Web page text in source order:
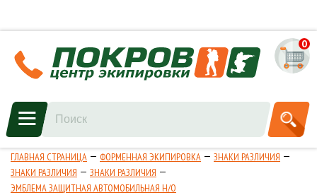
0
ГЛАВНАЯ СТРАНИЦА ФОРМЕННАЯ ЭКИПИРОВКА
ЗНАКИ РАЗЛИЧИЯ
ЗНАКИ РАЗЛИЧИЯ
ЗНАКИ РАЗЛИЧИЯ
ЭМБЛЕМА ЗАЩИТНАЯ АВТОМОБИЛЬНАЯ Н/О